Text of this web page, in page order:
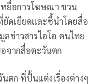
หยื่อการโฆษณา ชวน
ยัดเยียดและชี้นำโดยสื่อ
ข่าวสารไอโอ คนไทย
จากสื่อตะวันตก
นตก ที่ปั้นแต่งเรื่องต่างๆ